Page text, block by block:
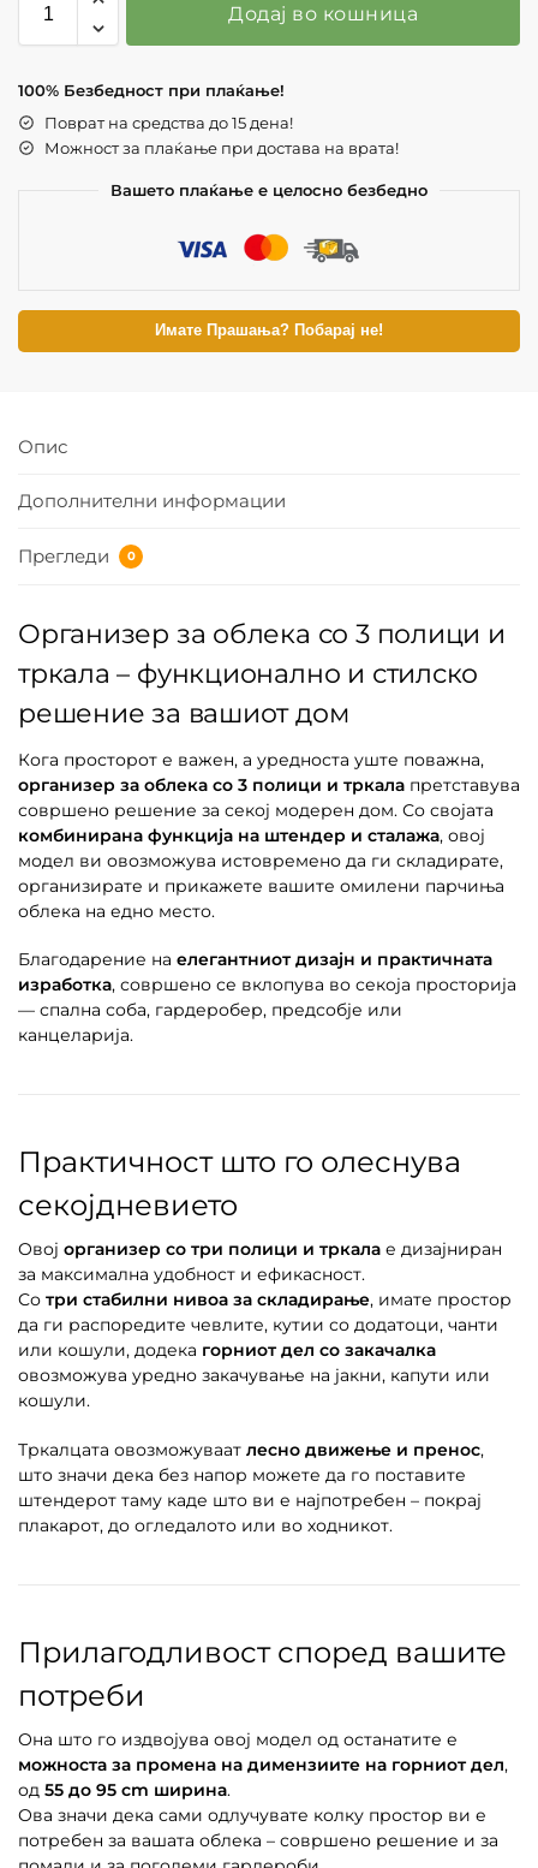
Додај во кошница
100% Безбедност при плаќање!
Поврат на средства до 15 дена!
Можност за плаќање при достава на врата!
Вашето плаќање е целосно безбедно
Имате Прашања? Побарај не!
Опис
Дополнителни информации
Прегледи 0
Организер за облека со 3 полици и
тркала – функционално и стилско
решение за вашиот дом
Кога просторот е важен, а уредноста уште поважна,
организер за облека со 3 полици и тркала претставува
совршено решение за секој модерен дом. Со својата
комбинирана функција на штендер и сталажа, овој
модел ви овозможува истовремено да ги складирате,
организирате и прикажете вашите омилени парчиња
облека на едно место.
Благодарение на елегантниот дизајн и практичната
изработка, совршено се вклопува во секоја просторија
— спална соба, гардеробер, предсобје или
канцеларија.
Практичност што го олеснува
секојдневието
Овој организер со три полици и тркала е дизајниран
за максимална удобност и ефикасност.
Со три стабилни нивоа за складирање, имате простор
да ги распоредите чевлите, кутии со додатоци, чанти
или кошули, додека горниот дел со закачалка
овозможува уредно закачување на јакни, капути или
кошули.
Тркалцата овозможуваат лесно движење и пренос,
што значи дека без напор можете да го поставите
штендерот таму каде што ви е најпотребен – покрај
плакарот, до огледалото или во ходникот.
Прилагодливост според вашите
потреби
Она што го издвојува овој модел од останатите е
можноста за промена на димензиите на горниот дел,
од 55 до 95 cm ширина.
Ова значи дека сами одлучувате колку простор ви е
потребен за вашата облека – совршено решение и за